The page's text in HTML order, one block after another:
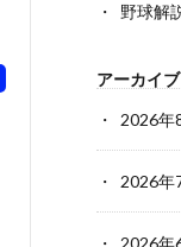
野球解
アーカイブ
2026年
2026年